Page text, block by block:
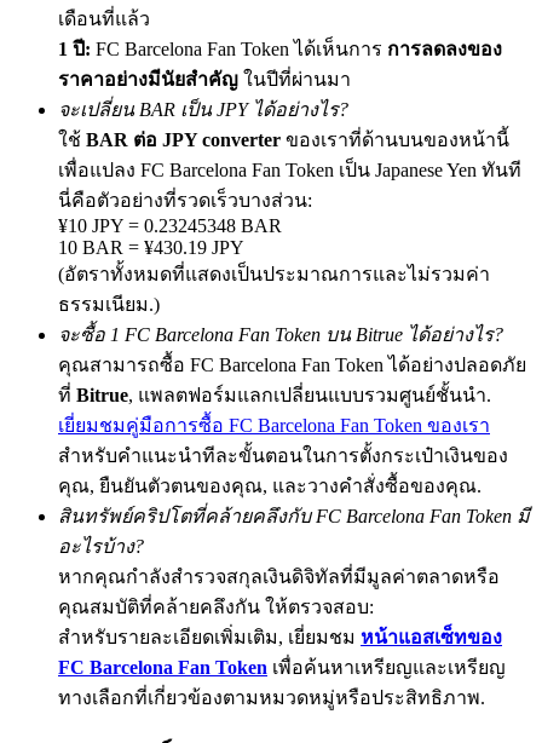
Exclusive for BitMart Users
Register & Trade to Win 500,000 USDT
Precious Metals Trading Carnival
Trade Gold & Silver · 33,333 USDT Bonus
USDT New User Exclusive 10% APR
USDT Flexible Staking | Daily Rewards
BTC New User Exclusive: 6.5% APR
BTC Flexible Staking | Daily Rewards
เดือนที่แล้ว
1 ปี: FC Barcelona Fan Token ได้เห็นการ การลดลงของ
ราคาอย่างมีนัยสำคัญ ในปีที่ผ่านมา
จะเปลี่ยน BAR เป็น JPY ได้อย่างไร?
ใช้ BAR ต่อ JPY converter ของเราที่ด้านบนของหน้านี้
เพื่อแปลง FC Barcelona Fan Token เป็น Japanese Yen ทันที
นี่คือตัวอย่างที่รวดเร็วบางส่วน:
¥10 JPY = 0.23245348 BAR
10 BAR = ¥430.19 JPY
(อัตราทั้งหมดที่แสดงเป็นประมาณการและไม่รวมค่า
ธรรมเนียม.)
จะซื้อ 1 FC Barcelona Fan Token บน Bitrue ได้อย่างไร?
คุณสามารถซื้อ FC Barcelona Fan Token ได้อย่างปลอดภัย
ที่ Bitrue, แพลตฟอร์มแลกเปลี่ยนแบบรวมศูนย์ชั้นนำ.
เยี่ยมชมคู่มือการซื้อ FC Barcelona Fan Token ของเรา
สำหรับคำแนะนำทีละขั้นตอนในการตั้งกระเป๋าเงินของ
คุณ, ยืนยันตัวตนของคุณ, และวางคำสั่งซื้อของคุณ.
สินทรัพย์คริปโตที่คล้ายคลึงกับ FC Barcelona Fan Token มี
อะไรบ้าง?
หากคุณกำลังสำรวจสกุลเงินดิจิทัลที่มีมูลค่าตลาดหรือ
คุณสมบัติที่คล้ายคลึงกัน ให้ตรวจสอบ:
สำหรับรายละเอียดเพิ่มเติม, เยี่ยมชม หน้าแอสเซ็ทของ
FC Barcelona Fan Token เพื่อค้นหาเหรียญและเหรียญ
ทางเลือกที่เกี่ยวข้องตามหมวดหมู่หรือประสิทธิภาพ.